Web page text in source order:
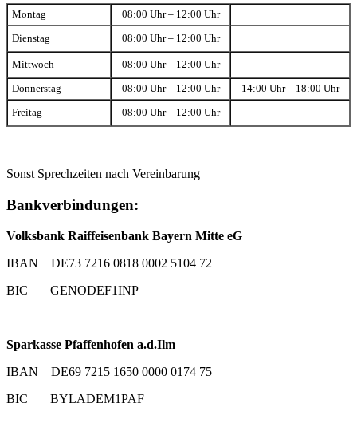
Montag 08:00 Uhr – 12:00 Uhr
Dienstag 08:00 Uhr – 12:00 Uhr
Mittwoch 08:00 Uhr – 12:00 Uhr
Donnerstag 08:00 Uhr – 12:00 Uhr 14:00 Uhr – 18:00 Uhr
Freitag 08:00 Uhr – 12:00 Uhr
Sonst Sprechzeiten nach Vereinbarung
Bankverbindungen:
Volksbank Raiffeisenbank Bayern Mitte eG
IBAN DE73 7216 0818 0002 5104 72
BIC GENODEF1INP
Sparkasse Pfaffenhofen a.d.Ilm
IBAN DE69 7215 1650 0000 0174 75
BIC BYLADEM1PAF